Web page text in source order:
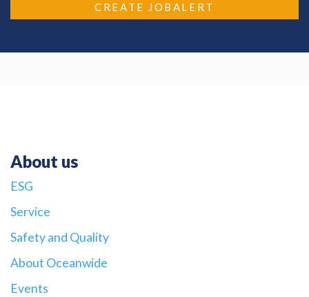
CREATE JOBALERT
About us
ESG
Service
Safety and Quality
About Oceanwide
Events